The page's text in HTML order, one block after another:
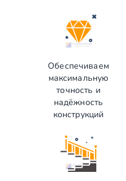
Обеспечиваем
максимальную
точность и
надёжность
конструкций